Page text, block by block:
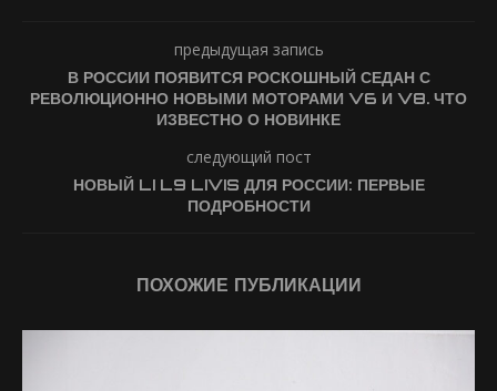
предыдущая запись
В РОССИИ ПОЯВИТСЯ РОСКОШНЫЙ СЕДАН С
РЕВОЛЮЦИОННО НОВЫМИ МОТОРАМИ V6 И V8. ЧТО
ИЗВЕСТНО О НОВИНКЕ
следующий пост
НОВЫЙ LI L9 LIVIS ДЛЯ РОССИИ: ПЕРВЫЕ
ПОДРОБНОСТИ
ПОХОЖИЕ ПУБЛИКАЦИИ